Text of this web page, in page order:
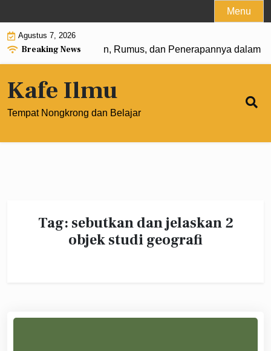
to
content
Menu
Agustus 7, 2026
Breaking News
Pangkat 0: Pengertian, Rumus, dan Penerapannya dalam
Kafe Ilmu
Tempat Nongkrong dan Belajar
Tag: sebutkan dan jelaskan 2
objek studi geografi